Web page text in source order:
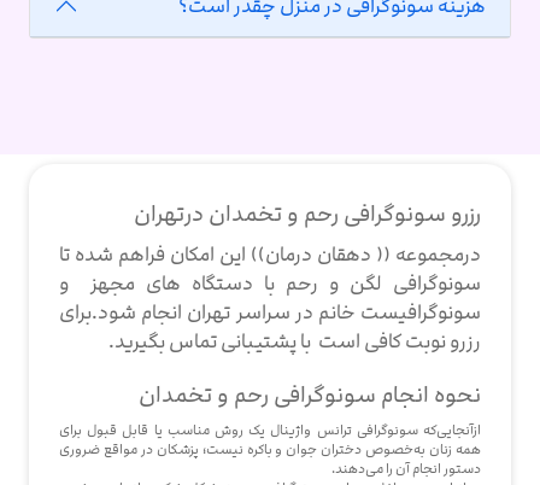
رزرو سونوگرافی رحم و تخمدان درتهران
درمجموعه (( دهقان درمان)) این امکان فراهم شده تا
سونوگرافی لگن و رحم با دستگاه های مجهز و
سونوگرافیست خانم در سراسر تهران انجام شود.برای
رزرو نوبت کافی است با پشتیبانی تماس بگیرید.
نحوه انجام سونوگرافی رحم و تخمدان
ازآنجایی‌که سونوگرافی ترانس واژینال یک روش مناسب یا قابل قبول برای
همه زنان به‌خصوص دختران جوان و باکره نیست؛ پزشکان در مواقع ضروری
دستور انجام آن را می‌دهند.